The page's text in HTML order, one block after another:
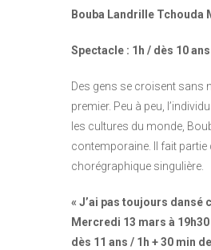
Bouba Landrille Tchouda
Spectacle : 1h / dès 10 ans
Des gens se croisent sans
premier. Peu à peu,
les cultures du monde,
contemporaine. Il fait
chorégraphique singulière.
« J’ai pas toujours dansé
Mercredi 13 mars à
dès 11 ans / 1h + 30 min